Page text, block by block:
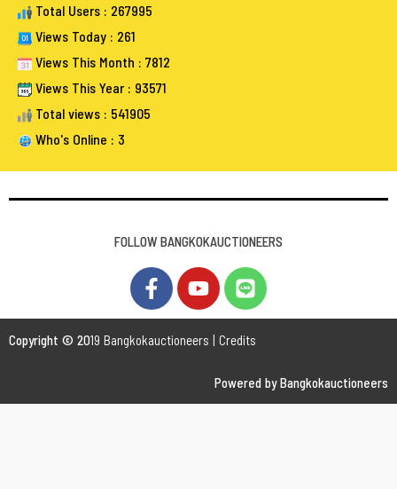
Total Users : 267995
Views Today : 261
Views This Month : 7812
Views This Year : 93571
Total views : 541905
Who's Online : 3
FOLLOW BANGKOKAUCTIONEERS
Copyright © 2019 Bangkokauctioneers | Credits
Powered by Bangkokauctioneers